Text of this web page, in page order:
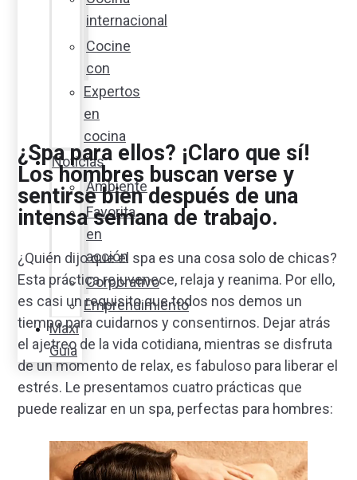
internacional
Cocine
con
Expertos
en
cocina
Noticias
Ambiente
Favorita
en
acción
Corporativo
Emprendimiento
Maxi
Guía
¿Spa para ellos? ¡Claro que sí!
Los hombres buscan verse y
sentirse bien después de una
intensa semana de trabajo.
¿Quién dijo que el spa es una cosa solo de chicas?
Esta práctica rejuvenece, relaja y reanima. Por ello,
es casi un requisito que todos nos demos un
tiempo para cuidarnos y consentirnos. Dejar atrás
el ajetreo de la vida cotidiana, mientras se disfruta
de un momento de relax, es fabuloso para liberar el
estrés. Le presentamos cuatro prácticas que
puede realizar en un spa, perfectas para hombres: